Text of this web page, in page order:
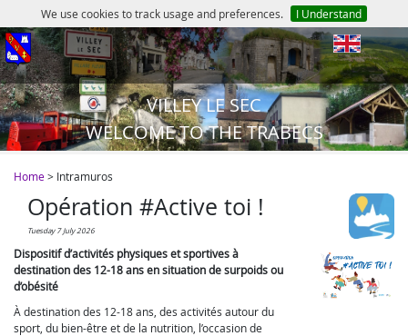
We use cookies to track usage and preferences. I Understand
en
VILLEY LE SEC
WELCOME TO THE TRABECS
Home> Intramuros
Opération #Active toi !
Tuesday 7 July 2026
Dispositif d’activités physiques et sportives à
destination des 12-18 ans en situation de surpoids ou
d’obésité
À destination des 12-18 ans, des activités autour du
sport, du bien-être et de la nutrition, l’occasion de